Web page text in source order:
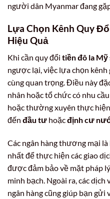
người dân Myanmar đang
Lựa Chọn Kênh Quy
Hiệu Quả
Khi cần quy đổi tiền đô la Mỹ
ngược lại, việc lựa chọn kênh
cùng quan trọng. Điều này
nhân hoặc tổ chức có nhu
hoặc thường xuyên thực
đến đầu tư hoặcđịnh cư
Các ngân hàng thương mại
nhất để thực hiện các giao
được đảm bảo về mặt pháp
minh bạch. Ngoài ra, các
ngân hàng cũng giúp bạn gửi